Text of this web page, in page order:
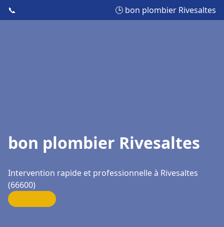
📞 🕒 bon plombier Rivesaltes
bon plombier Rivesaltes
Intervention rapide et professionnelle à Rivesaltes
(66600)